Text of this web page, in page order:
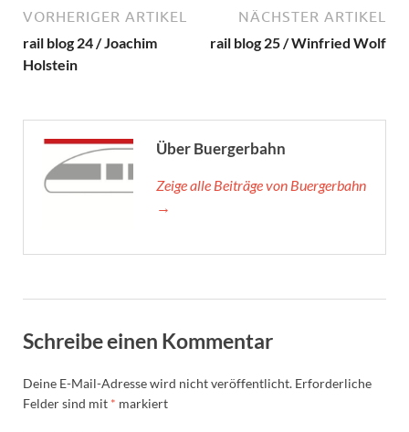
VORHERIGER ARTIKEL
rail blog 24 / Joachim
Holstein
NÄCHSTER ARTIKEL
rail blog 25 / Winfried Wolf
Über Buergerbahn
Zeige alle Beiträge von Buergerbahn
→
Schreibe einen Kommentar
Deine E-Mail-Adresse wird nicht veröffentlicht. Erforderliche
Felder sind mit * markiert